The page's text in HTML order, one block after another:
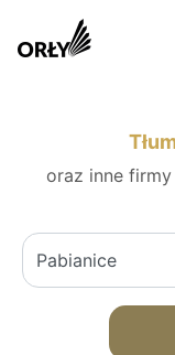
oraz inne